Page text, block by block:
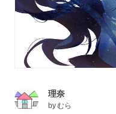
理奈
byむら